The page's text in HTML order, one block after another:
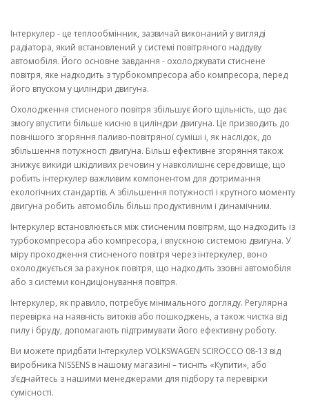
Інтеркулер - це теплообмінник, зазвичай виконаний у вигляді
радіатора, який встановлений у системі повітряного наддуву
автомобіля. Його основне завдання - охолоджувати стиснене
повітря, яке надходить з турбокомпресора або компресора, перед
його впуском у циліндри двигуна.
Охолодження стисненого повітря збільшує його щільність, що дає
змогу впустити більше кисню в циліндри двигуна. Це призводить до
повнішого згоряння паливо-повітряної суміші і, як наслідок, до
збільшення потужності двигуна. Більш ефективне згоряння також
знижує викиди шкідливих речовин у навколишнє середовище, що
робить інтеркулер важливим компонентом для дотримання
екологічних стандартів. А збільшення потужності і крутного моменту
двигуна робить автомобіль більш продуктивним і динамічним.
Інтеркулер встановлюється між стисненим повітрям, що надходить із
турбокомпресора або компресора, і впускною системою двигуна. У
міру проходження стисненого повітря через інтеркулер, воно
охолоджується за рахунок повітря, що надходить ззовні автомобіля
або з системи кондиціонування повітря.
Інтеркулер, як правило, потребує мінімального догляду. Регулярна
перевірка на наявність витоків або пошкоджень, а також чистка від
пилу і бруду, допомагають підтримувати його ефективну роботу.
Ви можете придбати Інтеркулер VOLKSWAGEN SCIROCCO 08-13 від
виробника NISSENS в нашому магазині – тисніть «Купити», або
з’єднайтесь з нашими менеджерами для підбору та перевірки
сумісності.